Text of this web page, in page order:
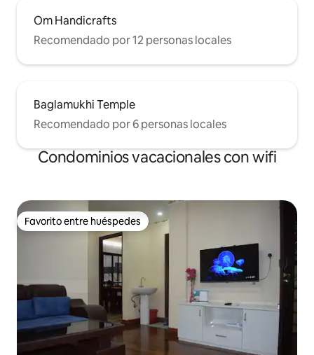
Om Handicrafts
Recomendado por 12 personas locales
Baglamukhi Temple
Recomendado por 6 personas locales
Condominios vacacionales con wifi
Favorito entre huéspedes
Favorito entre huéspedes